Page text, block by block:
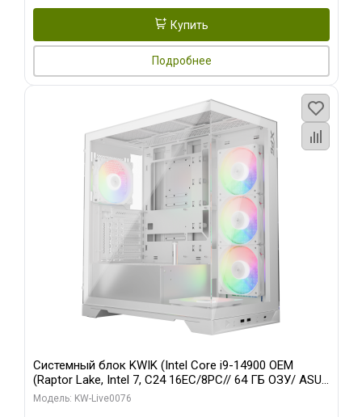
Купить
Подробнее
Системный блок KWIK (Intel Core i9-14900 OEM
(Raptor Lake, Intel 7, C24 16EC/8PC// 64 ГБ ОЗУ/ ASUS
RTX5080 PRIME EVO OC 16GB GDDR7 256bit 3xDP
Модель: KW-Live0076